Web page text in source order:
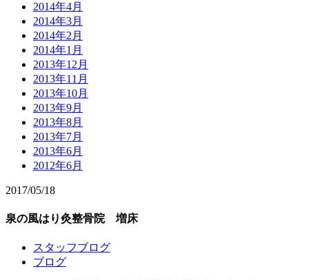
2014年4月
2014年3月
2014年2月
2014年1月
2013年12月
2013年11月
2013年10月
2013年9月
2013年8月
2013年7月
2013年6月
2012年6月
2017/05/18
泉の風はり灸整骨院 増床
スタッフブログ
ブログ